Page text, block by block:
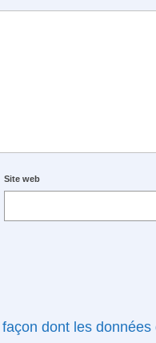
Site web
dont les données